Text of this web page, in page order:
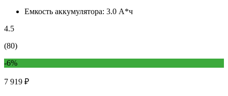
Емкость аккумулятора: 3.0 А*ч
4.5
(80)
-6%
7 919 ₽